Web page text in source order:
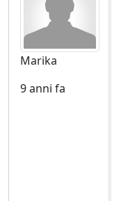
Marika
9 anni fa